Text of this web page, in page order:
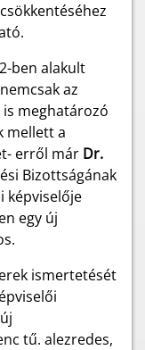
ben alakult
az
meghatározó
mellett a
erről már Dr.
Bizottságának
képviselője
egy új
ismertetését
tű. alezredes,